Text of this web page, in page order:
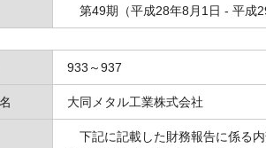
第49期（平成28年8月1日 ‐ 平成
933～937
大同メタル工業株式会社
下記に記載した財務報告に係る